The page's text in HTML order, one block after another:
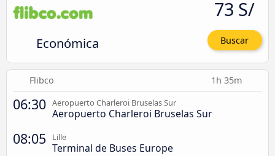
Económica
73 S/
Buscar
Flibco 1h 35m
06:30 Aeropuerto Charleroi Bruselas Sur
Aeropuerto Charleroi Bruselas Sur
08:05 Lille
Terminal de Buses Europe